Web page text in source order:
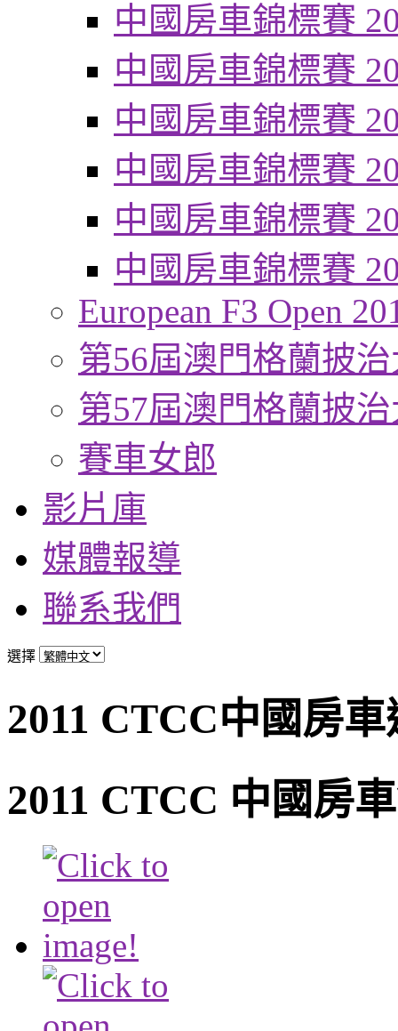
中國房車錦標賽
中國房車錦標賽
中國房車錦標賽
中國房車錦標賽
中國房車錦標賽
中國房車錦標賽
European F3 Open
第56屆澳門格蘭披
第57屆澳門格蘭披
賽車女郎
影片庫
媒體報導
聯系我們
選擇
2011 CTCC中國房
2011 CTCC 中國房